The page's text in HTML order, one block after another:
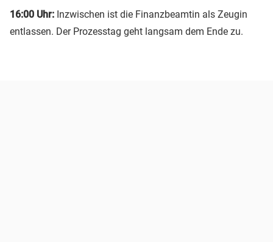
16:00 Uhr: Inzwischen ist die Finanzbeamtin als Zeugin
entlassen. Der Prozesstag geht langsam dem Ende zu.